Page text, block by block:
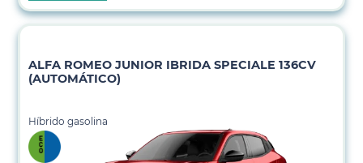
ALFA ROMEO JUNIOR IBRIDA SPECIALE 136CV
(AUTOMÁTICO)
Híbrido gasolina